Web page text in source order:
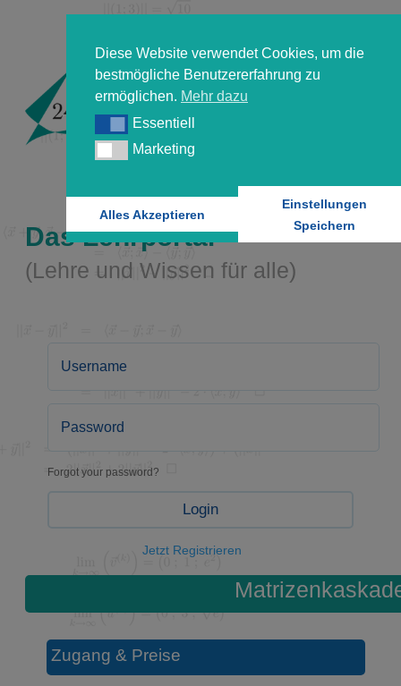
Diese Website verwendet Cookies, um die
bestmögliche Benutzererfahrung zu
ermöglichen. Mehr dazu
EssentiellEssentiell
MarketingMarketing
Alles Akzeptieren
Einstellungen
Speichern
Das Lehrportal
(Lehre und Wissen für alle)
Forgot your password?
Login
Jetzt Registrieren
Zugang & Preise